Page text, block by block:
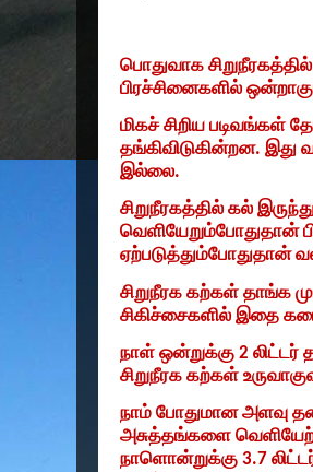
பொதுவாக
பிரச்சினைகளில்
மிகச் சிறிய படிவங்கள்
தங்கிவிடுகின்றன. இது
இல்லை.
சிறுநீரகத்தில் கல் இருந்து
வெளியேறும்போதுதான்
ஏற்படுத்தும்போதுதான்
சிறுநீரக கற்கள் தாங்க
சிகிச்சைகளில் இதை
நாள் ஒன்றுக்கு 2 லிட்டர்
சிறுநீரக கற்கள்
நாம் போதுமான அளவு
அசுத்தங்களை
நாளொன்றுக்கு 3.7